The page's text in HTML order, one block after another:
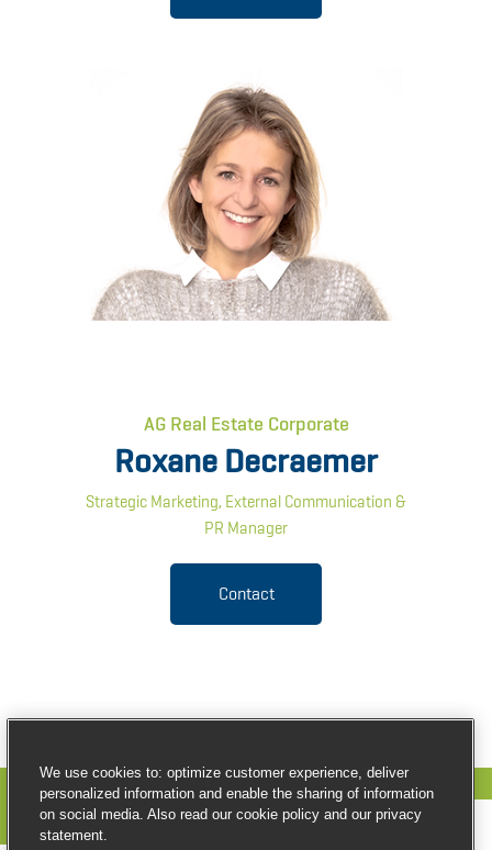
AG Real Estate Corporate
Roxane Decraemer
Strategic Marketing, External Communication &
PR Manager
Contact
We use cookies to: optimize customer experience, deliver
personalized information and enable the sharing of information
on social media. Also read our cookie policy and our privacy
statement.